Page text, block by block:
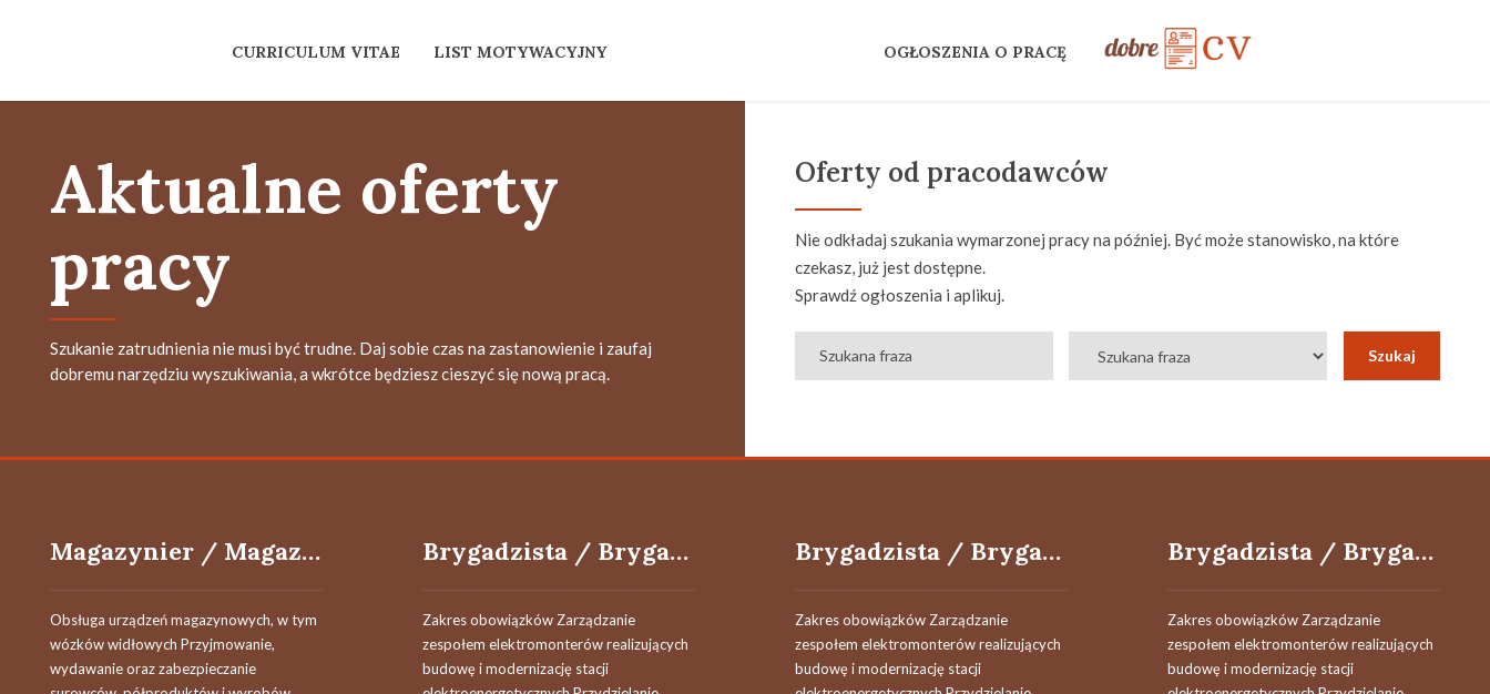
CURRICULUM VITAE LIST MOTYWACYJNY OGŁOSZENIA O PRACĘ
Aktualne oferty
pracy
Szukanie zatrudnienia nie musi być trudne. Daj sobie czas na zastanowienie i zaufaj
dobremu narzędziu wyszukiwania, a wkrótce będziesz cieszyć się nową pracą.
Oferty od pracodawców
Nie odkładaj szukania wymarzonej pracy na później. Być może stanowisko, na które
czekasz, już jest dostępne.
Sprawdź ogłoszenia i aplikuj.
Magazynier / Magazynierka
Obsługa urządzeń magazynowych, w tym
wózków widłowych Przyjmowanie,
wydawanie oraz zabezpieczanie
Brygadzista / Brygadzistka w branży elektroenergetycznej
Zakres obowiązków Zarządzanie
zespołem elektromonterów realizujących
budowę i modernizację stacji
Brygadzista / Brygadzistka w branży elektroenergetycznej
Zakres obowiązków Zarządzanie
zespołem elektromonterów realizujących
budowę i modernizację stacji
Brygadzista / Brygadzistka w branży elektroenergetycznej
Zakres obowiązków Zarządzanie
zespołem elektromonterów realizujących
budowę i modernizację stacji